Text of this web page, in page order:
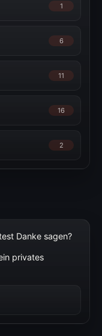
1
6
11
16
2
Danke sagen?
privates